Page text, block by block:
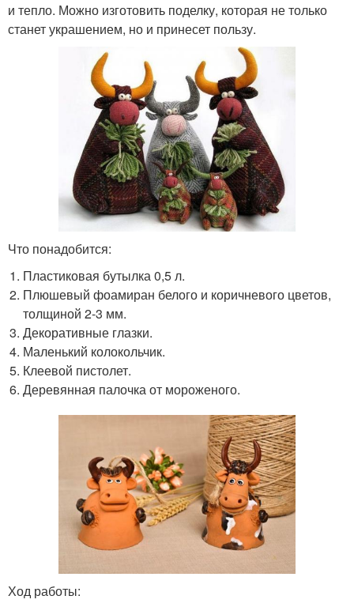
и тепло. Можно изготовить поделку, которая не только
станет украшением, но и принесет пользу.
Что понадобится:
Пластиковая бутылка 0,5 л.
Плюшевый фоамиран белого и коричневого цветов,
толщиной 2-3 мм.
Декоративные глазки.
Маленький колокольчик.
Клеевой пистолет.
Деревянная палочка от мороженого.
Ход работы: